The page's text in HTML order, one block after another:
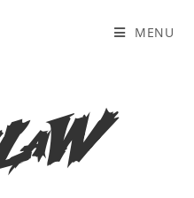
MENU